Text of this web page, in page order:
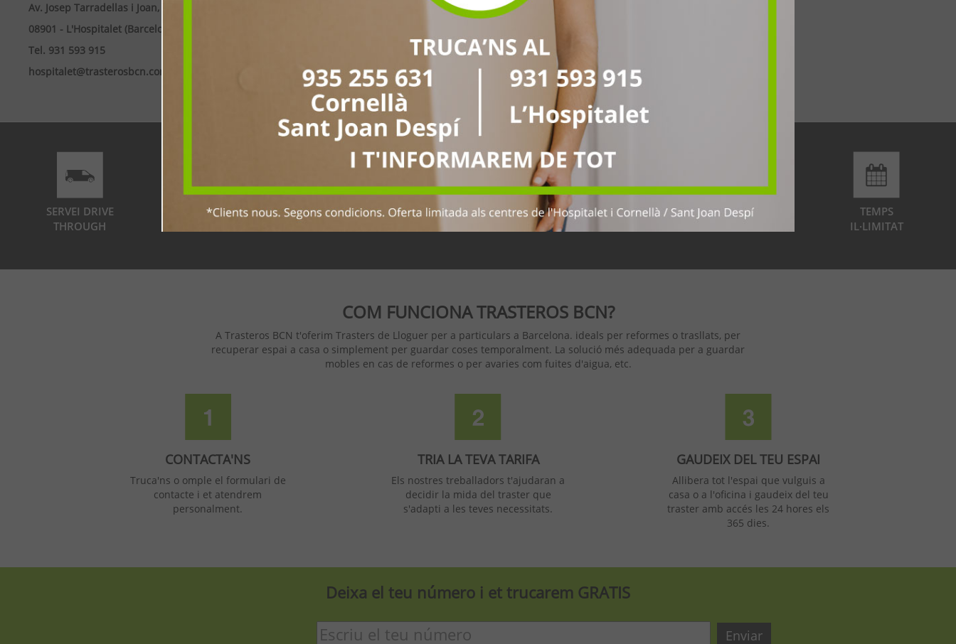
Av. Josep Tarradellas i Joan, 60
08901 - L'Hospitalet (Barcelona)
Tel. 931 593 915
hospitalet@trasterosbcn.com
Carrer de l'Oliverar, 6
08940 - Cornellà (Barcelona)
Tel. 935 255 631
Tel. 672 374 084
cornella@trasterosbcn.com
SERVEI DRIVE
THROUGH
FLEXIBILITAT
MÀXIMA
LOGÍSTICA PER
MUDANCES
ACCÉS
TEMPS
IL·LIMITAT
COM FUNCIONA TRASTEROS BCN?
A Trasteros BCN t'oferim Trasters de Lloguer per a particulars a Barcelona. ideals per reformes o trasllats, per
recuperar espai a casa o simplement per guardar coses temporalment. La solució més adequada per a guardar
mobles en cas de reformes o per avaries com fuites d'aigua, etc.
CONTACTA'NS
Truca'ns o omple el formulari de
contacte i et atendrem
personalment.
TRIA LA TEVA TARIFA
Els nostres treballadors t'ajudaran a
decidir la mida del traster que
s'adapti a les teves necessitats.
GAUDEIX DEL TEU ESPAI
Allibera tot l'espai que vulguis a
casa o a l'oficina i gaudeix del teu
traster amb accés les 24 hores els
365 dies.
Deixa el teu número i et trucarem GRATIS